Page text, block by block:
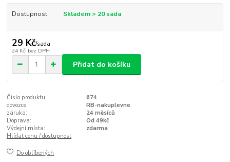
Dostupnost Skladem > 20 sada
29 Kč/sada
24 Kč bez DPH
Přidat do košíku
Číslo produktu:
674
dovozce:
RB-nakuplevne
záruka:
24 měsíců
Doprava:
Od 49kč
Výdejní místa:
zdarma
Hlídat cenu / dostupnost
Do oblíbených